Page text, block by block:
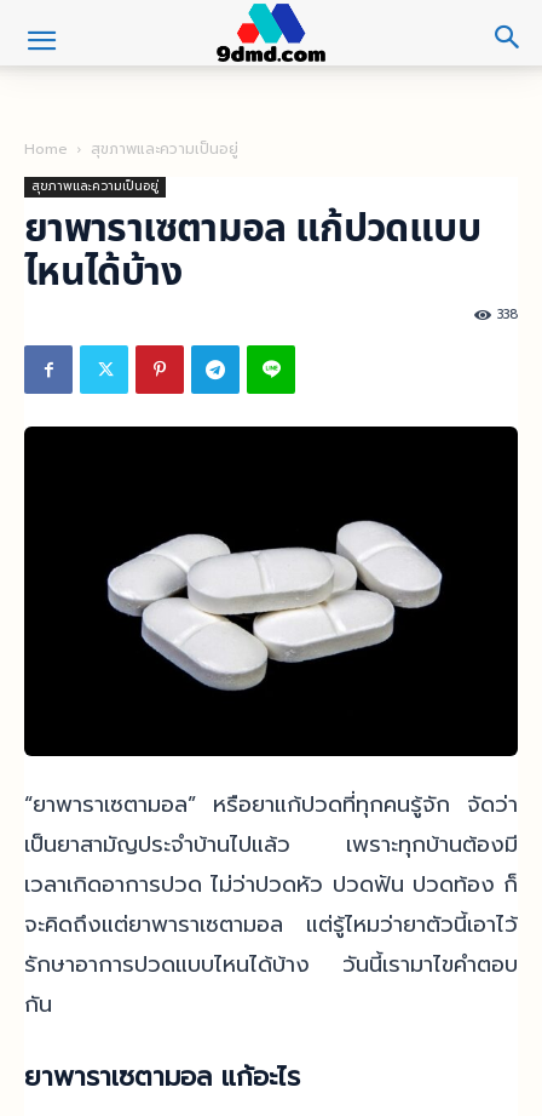
Home สุขภาพและความเป็นอยู่
สุขภาพและความเป็นอยู่
ยาพาราเซตามอล แก้ปวดแบบ
ไหนได้บ้าง
338
“ยาพาราเซตามอล” หรือยาแก้ปวดที่ทุกคนรู้จัก จัดว่า
เป็นยาสามัญประจำบ้านไปแล้ว เพราะทุกบ้านต้องมี
เวลาเกิดอาการปวด ไม่ว่าปวดหัว ปวดฟัน ปวดท้อง ก็
จะคิดถึงแต่ยาพาราเซตามอล แต่รู้ไหมว่ายาตัวนี้เอาไว้
รักษาอาการปวดแบบไหนได้บ้าง วันนี้เรามาไขคำตอบ
กัน
ยาพาราเซตามอล แก้อะไร